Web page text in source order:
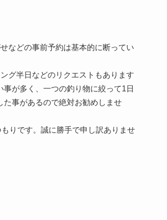
などの事前予約は基本的に断ってい
グ半日などのリクエストもあります
が多く、一つの釣り物に絞って1日
事があるので絶対お勧めしませ
りです。誠に勝手で申し訳ありませ